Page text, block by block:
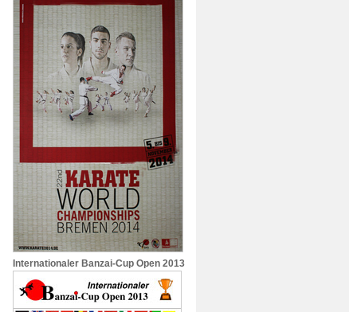
Internationaler Banzai-Cup Open 2013